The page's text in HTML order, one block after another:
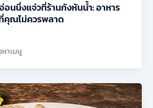
นนึ่งแจ่วที่ร้านกังหันน้ำ: อาหาร
คุณไม่ควรพลาด
าเมนู